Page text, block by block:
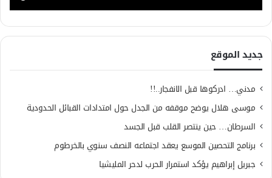
جديد الموقع
مدني… ادركوها قبل الانفجار..!!
موسى هلال يوضح موقفه من الجدل حول امتدادات القبائل الحدودية
السرطان… حين ينتصر القلب قبل الجسد
برنامج التحصين الموسع يعقد اجتماعه النصف سنوي بالخرطوم
جبريل إبراهيم يؤكد استمرار الحرب لدحر المليشيا